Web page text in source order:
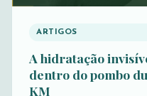
ARTIGOS
A hidratação
dentro do pombo
KM